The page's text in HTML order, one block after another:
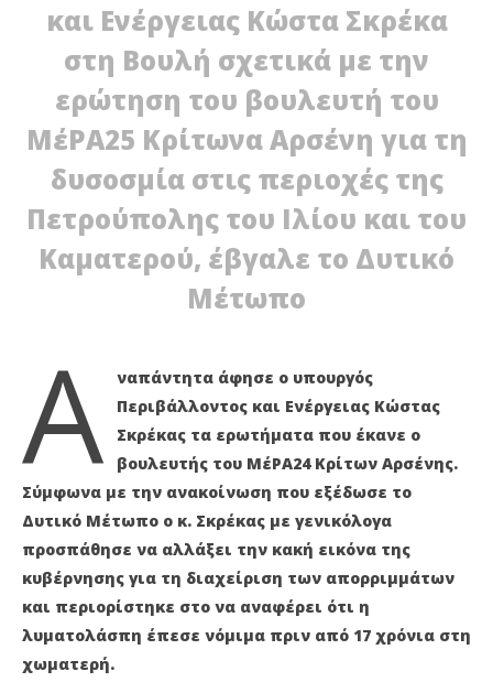
ΔΙΑΒΑΖΕΤΕ ΤΩΡΑ
Δυτικό Μέτωπο: Καμιά απάντηση από Σκρέκα για
τον κρατήρα λυματολάσπης
και Ενέργειας Κώστα Σκρέκα
στη Βουλή σχετικά με την
ερώτηση του βουλευτή του
ΜέΡΑ25 Κρίτωνα Αρσένη για τη
δυσοσμία στις περιοχές της
Πετρούπολης του Ιλίου και του
Καματερού, έβγαλε το Δυτικό
Μέτωπο
Α
ναπάντητα άφησε ο υπουργός
Περιβάλλοντος και Ενέργειας Κώστας
Σκρέκας τα ερωτήματα που έκανε ο
βουλευτής του ΜέΡΑ24 Κρίτων Αρσένης.
Σύμφωνα με την ανακοίνωση που εξέδωσε το
Δυτικό Μέτωπο ο κ. Σκρέκας με γενικόλογα
προσπάθησε να αλλάξει την κακή εικόνα της
κυβέρνησης για τη διαχείριση των απορριμμάτων
και περιορίστηκε στο να αναφέρει ότι η
λυματολάσπη έπεσε νόμιμα πριν από 17 χρόνια στη
χωματερή.